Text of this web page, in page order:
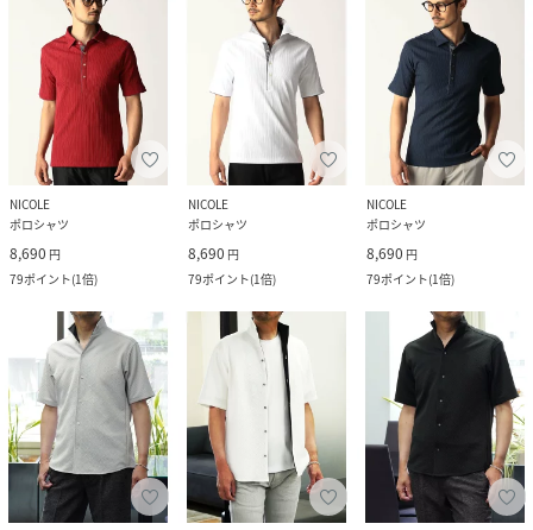
NICOLE
ポロシャツ
8,690 円
79ポイント(1倍)
NICOLE
ポロシャツ
8,690 円
79ポイント(1倍)
NICOLE
ポロシャツ
8,690 円
79ポイント(1倍)